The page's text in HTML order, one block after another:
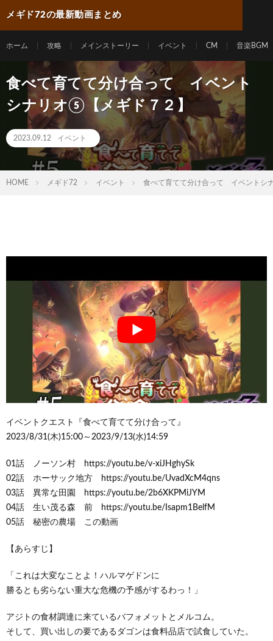
メギド72の最新動画まとめ
ホーム 攻略 メインストーリー イベント CM 音楽BGM
食べて育てて分け合って イベント
シナリオ⑤【メギド７２】
2023.09.12 イベント
HOME メギド72 イベント 食べて育てて分け合って イベントシ
イベントクエスト『食べて育てて分け合って』
2023/8/31(木)15:00～2023/9/13(水)14:59
01話 ノーソン村 https://youtu.be/v-xiJHghySk
02話 ホーサック地方 https://youtu.be/UvadXcM4qns
03話 異常な田園 https://youtu.be/2b6XKPMiJYM
04話 生い茂る森 前 https://youtu.be/Isapm1BelfM
05話 秘密の農場 この動画
【あらすじ】
「これは大変なことよ！ハルマゲドンに
勝るとも劣らない重大な危機の予感がするわっ！」
アジトの食材調達に来ているバフォメットとメルコム。
そして、買い出しの要であるダゴンは食料品店で試食していた。